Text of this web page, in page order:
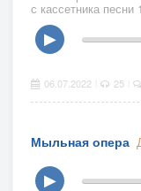
с кассетника песни
▶
06.07.2022 25
Мыльная опера
▶